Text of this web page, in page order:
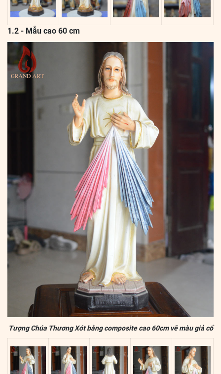
1.2 - Mẫu cao 60 cm
Tượng Chúa Thương Xót bằng composite cao 60cm vẽ màu giả cổ